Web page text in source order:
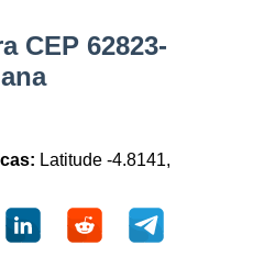
CEP 62823-
Latitude -4.8141,